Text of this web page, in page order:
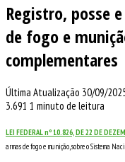
Registro, posse
de fogo e
complementares
Última Atualização 30/09/
3.691 1 minuto de leitura
LEI FEDERAL nº 10.826, DE 22 DE
armas de fogo e munição, sobre oSistema